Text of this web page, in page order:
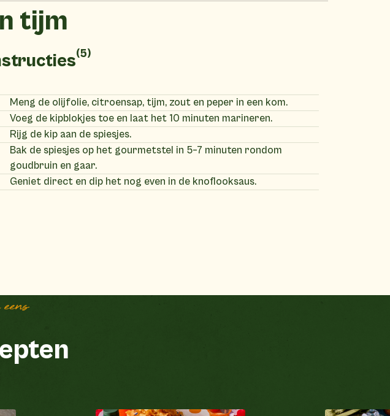
tijm
(5)
Meng de olijfolie, citroensap, tijm, zout en peper in een kom.
Voeg de kipblokjes toe en laat het 10 minuten marineren.
Rijg de kip aan de spiesjes.
Bak de spiesjes op het gourmetstel in 5–7 minuten rondom
goudbruin en gaar.
Geniet direct en dip het nog even in de knoflooksaus.